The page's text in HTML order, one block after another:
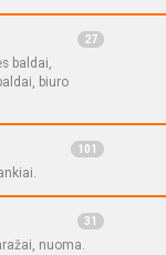
27
baldai,
biuro
101
31
nuoma.